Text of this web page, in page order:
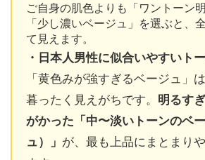
ご自身の肌色よりも「ワントーン
「少し濃いベージュ」を選ぶと、
て見えます。
・日本人男性に似合いやすいト
「黄色みが強すぎるベージュ」
暮ったく見えがちです。 明るす
がかった「中〜淡いトーンのベ
ュ）」 が、最も上品にまとまり